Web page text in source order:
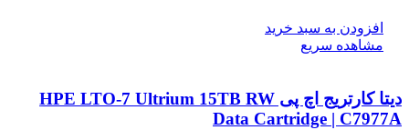
افزودن به سبد خرید
مشاهده سریع
دیتا کارتریج اچ پی HPE LTO‑7 Ultrium 15TB RW
Data Cartridge | C7977A